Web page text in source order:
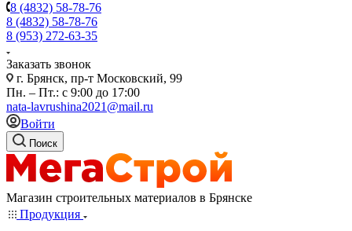
8 (4832) 58-78-76
8 (4832) 58-78-76
8 (953) 272-63-35
Заказать звонок
г. Брянск, пр-т Московский, 99
Пн. – Пт.: с 9:00 до 17:00
nata-lavrushina2021@mail.ru
Войти
Поиск
Магазин строительных материалов в Брянске
Продукция